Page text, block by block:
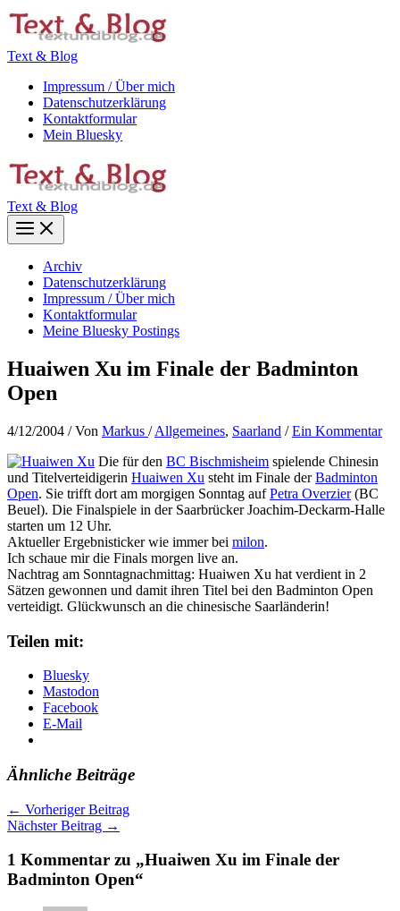
Zum
Inhalt
Text & Blog
Impressum / Über mich
Datenschutzerklärung
Kontaktformular
Mein Bluesky
Text & Blog
Main
Menu
Archiv
Datenschutzerklärung
Impressum / Über mich
Kontaktformular
Meine Bluesky Postings
Huaiwen Xu im Finale der Badminton
Open
4/12/2004 / Von Markus /Allgemeines, Saarland /Ein Kommentar
Die für den BC Bischmisheim spielende Chinesin
und Titelverteidigerin Huaiwen Xu steht im Finale derBadminton
Open. Sie trifft dort am morgigen Sonntag aufPetra Overzier(BC
Beuel). Die Finalspiele in der Saarbrücker Joachim-Deckarm-Halle
starten um 12 Uhr.
Aktueller Ergebnisticker wie immer bei milon.
Ich schaue mir die Finals morgen live an.
Nachtrag am Sonntagnachmittag: Huaiwen Xu hat verdient in 2
Sätzen gewonnen und damit ihren Titel bei den Badminton Open
verteidigt. Glückwunsch an die chinesische Saarländerin!
Teilen mit:
Bluesky
Mastodon
Facebook
E-Mail
Ähnliche Beiträge
← Vorheriger Beitrag
Nächster Beitrag →
1 Kommentar zu „Huaiwen Xu im Finale der
Badminton Open“